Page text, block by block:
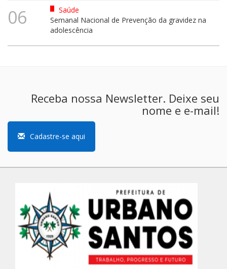
06
Saúde
Semanal Nacional de Prevenção da gravidez na
adolescência
Receba nossa Newsletter. Deixe seu
nome e e-mail!
Cadastre-se aqui